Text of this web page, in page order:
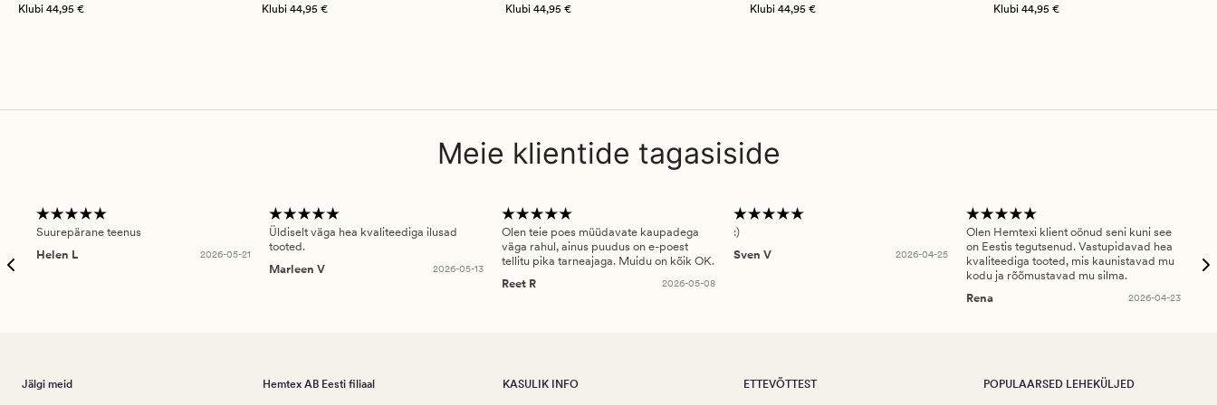
Klubi 44,95 € Klubi44,95 € Klubi44,95 € Klubi 44,95 € Klubi 44,95 €
Meie klientide tagasiside
Suurepärane teenus
Helen L
2026-05-21
Üldiselt väga hea kvaliteediga ilusad
tooted.
Marleen V
2026-05-13
Olen teie poes müüdavate kaupadega
väga rahul, ainus puudus on e-poest
tellitu pika tarneajaga. Muidu on kõik OK.
Reet R
2026-05-08
:)
Sven V
2026-04-25
Olen Hemtexi klient oönud seni kuni see
on Eestis tegutsenud. Vastupidavad hea
kvaliteediga tooted, mis kaunistavad mu
kodu ja rõõmustavad mu silma.
Rena
2026-04-23
Jälgi meid Hemtex AB Eesti filiaal KASULIK INFO ETTEVÕTTEST POPULAARSED LEHEKÜLJED